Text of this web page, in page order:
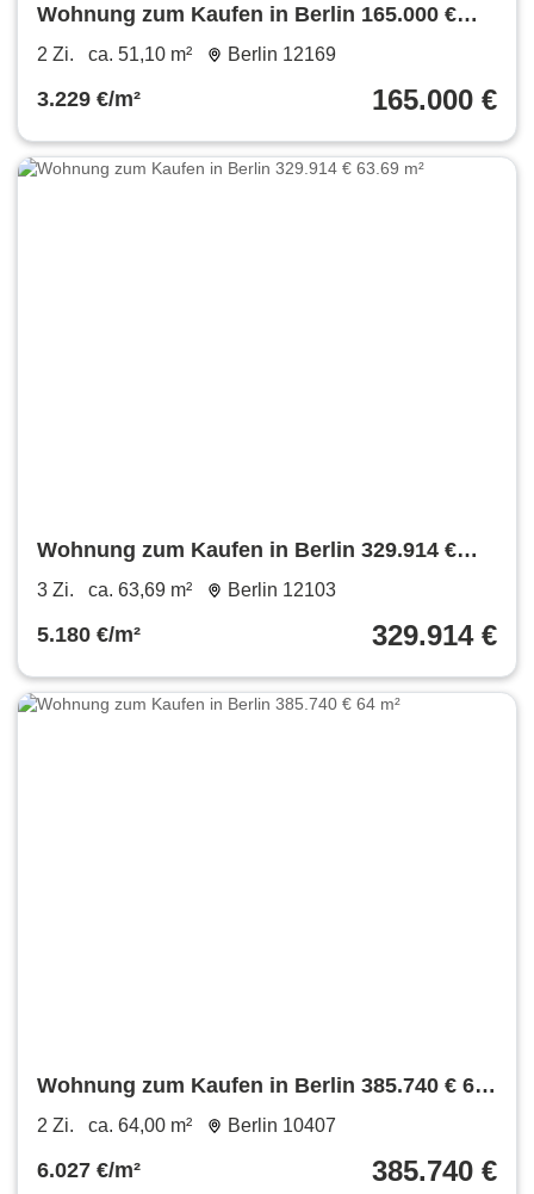
Wohnung zum Kaufen in Berlin 165.000 €
51.1 m²
2 Zi. ca. 51,10 m² Berlin 12169
3.229 €/m² 165.000 €
Wohnung zum Kaufen in Berlin 329.914 €
63.69 m²
3 Zi. ca. 63,69 m² Berlin 12103
5.180 €/m² 329.914 €
Wohnung zum Kaufen in Berlin 385.740 € 64
m²
2 Zi. ca. 64,00 m² Berlin 10407
6.027 €/m² 385.740 €